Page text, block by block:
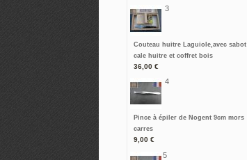
3
Couteau huitre Laguiole,avec sabot
cale huitre et coffret bois
36,00 €
4
Pince à épiler de Nogent 9cm mors
carres
9,00 €
5